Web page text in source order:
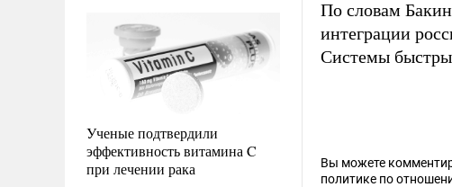
Ученые подтвердили
эффективность витамина C
при лечении рака
По словам
интеграции
Системы
Вы можете
политике по